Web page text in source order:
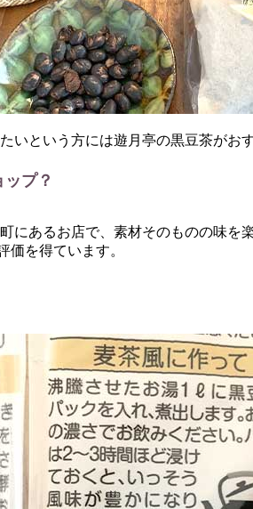
いという方には遊月亭の黒豆茶が
プ？
にあるお店で、素材そのものの味を
価を得ています。